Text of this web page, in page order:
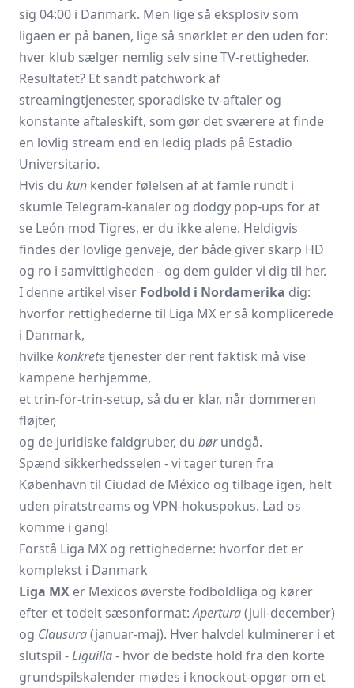
sig 04:00 i Danmark. Men lige så eksplosiv som
ligaen er på banen, lige så snørklet er den uden for:
hver klub sælger nemlig selv sine TV-rettigheder.
Resultatet? Et sandt patchwork af
streamingtjenester, sporadiske tv-aftaler og
konstante aftaleskift, som gør det sværere at finde
en lovlig stream end en ledig plads på Estadio
Universitario.
Hvis du kun kender følelsen af at famle rundt i
skumle Telegram-kanaler og dodgy pop-ups for at
se León mod Tigres, er du ikke alene. Heldigvis
findes der lovlige genveje, der både giver skarp HD
og ro i samvittigheden - og dem guider vi dig til her.
I denne artikel viser Fodbold i Nordamerika dig:
hvorfor rettighederne til Liga MX er så komplicerede
i Danmark,
hvilkekonkretetjenester der rent faktisk må vise
kampene herhjemme,
et trin-for-trin-setup, så du er klar, når dommeren
fløjter,
og de juridiske faldgruber, du børundgå.
Spænd sikkerhedsselen - vi tager turen fra
København til Ciudad de México og tilbage igen, helt
uden piratstreams og VPN-hokuspokus. Lad os
komme i gang!
Forstå Liga MX og rettighederne: hvorfor det er
komplekst i Danmark
Liga MX er Mexicos øverste fodboldliga og kører
efter et todelt sæsonformat:Apertura(juli-december)
og Clausura(januar-maj). Hver halvdel kulminerer i et
slutspil -Liguilla- hvor de bedste hold fra den korte
grundspilskalender mødes i knockout-opgør om et